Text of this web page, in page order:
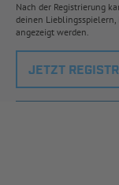
Nach der Registrierung
deinen
angezeigt werden.
JETZT